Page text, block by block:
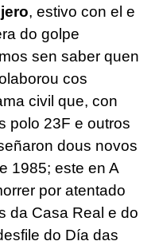
, estivo con el e
do golpe
sen saber quen
cos
civil que, con
polo 23F e outros
dous novos
1985; este en A
por atentado
da Casa Real e do
do Día das